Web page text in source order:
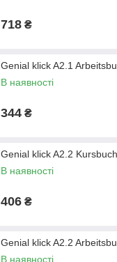
718 ₴
Genial klick A2.1
В наявності
344 ₴
Genial klick A2.2
В наявності
406 ₴
Genial klick A2.2
В наявності